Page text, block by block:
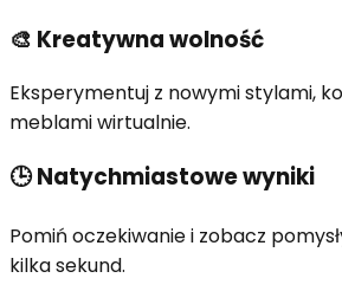
🎨 Kreatywna wolność
Eksperymentuj z nowymi stylami,
meblami wirtualnie.
🕒Natychmiastowe wyniki
Pomiń oczekiwanie i zobacz
kilka sekund.